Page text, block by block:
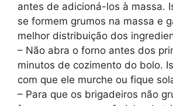
antes de adicioná-los à massa.
se formem grumos na massa e
melhor distribuição dos
– Não abra o forno antes dos
minutos de cozimento do bolo.
com que ele murche ou fique
– Para que os brigadeiros não